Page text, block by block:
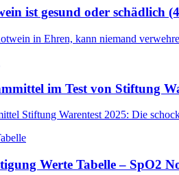
ist gesund oder schädlich
in Ehren, kann niemand
im Test von Stiftung
Stiftung Warentest 2025: Die
Werte Tabelle – SpO2